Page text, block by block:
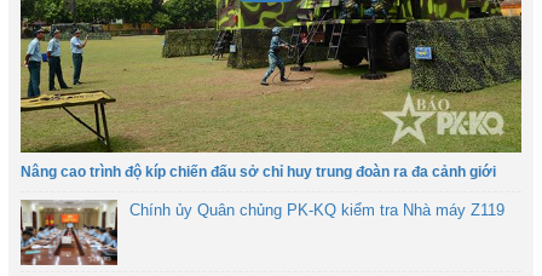
Nâng cao trình độ kíp chiến đấu sở chỉ huy trung đoàn ra đa cảnh giới
Chính ủy Quân chủng PK-KQ kiểm tra Nhà máy Z119